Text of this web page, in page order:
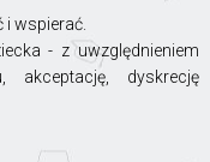
wspierać.
- z uwzględnieniem
akceptację, dyskrecję